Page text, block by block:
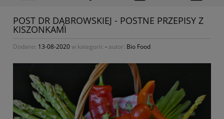
POST DR DĄBROWSKIEJ - POSTNE PRZEPISY Z
KISZONKAMI
Dodano: 13-08-2020w kategorii: - autor: Bio Food